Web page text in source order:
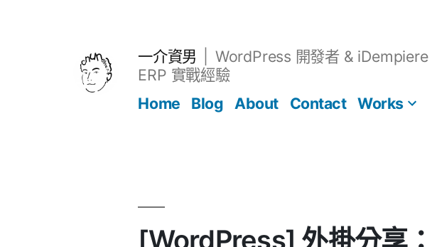
一介資男
WordPress 開發者 &
ERP 實戰經驗
Home
Blog About Contact Works
[WordPress] 外掛分享